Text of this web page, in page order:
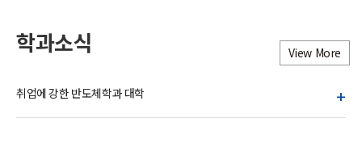
학과소식 View More
취업에 강한 반도체학과 대학 +